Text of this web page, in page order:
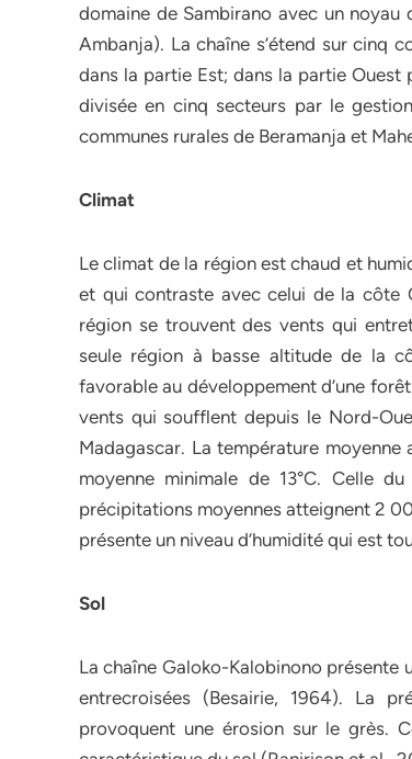
domaine de Sambirano avec un
Ambanja). La chaîne s’étend sur cinq
dans la partie Est; dans la partie Ouest
divisée en cinq secteurs par le
communes rurales de Beramanja et
Climat
Le climat de la région est chaud et
et qui contraste avec celui de la côte
région se trouvent des vents qui
seule région à basse altitude de la
favorable au développement d’une
vents qui soufflent depuis le Nord-
Madagascar. La température moyenne
moyenne minimale de 13°C. Celle
précipitations moyennes atteignent 2
présente un niveau d’humidité qui est
Sol
La chaîne Galoko-Kalobinono
entrecroisées (Besairie, 1964). La
provoquent une érosion sur le grès.